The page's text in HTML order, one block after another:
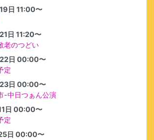
日 11:00〜
日 11:20〜
老のつどい
日 00:00〜
定
日 00:00〜
-中日つぁん公演
日 00:00〜
定
日 00:00〜